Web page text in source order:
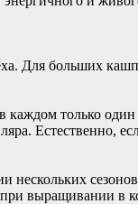
Для больших
только
нескольких
выращивании в